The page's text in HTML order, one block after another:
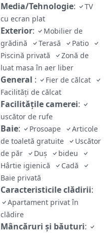
Media/Tehnologie:
TV
cu ecran plat
Exterior:
Mobilier de
grădină
Terasă
Patio
Piscină privată
Zonă de
luat masa în aer liber
General :
Fier de călcat
Facilităţi de călcat
Facilităţile camerei:
uscător de rufe
Baie: Prosoape
Articole
de toaletă gratuite
Uscător
de păr
Duş
bideu
Hârtie igienică
Cadă
Baie privată
Caracteristicile clădirii:
Apartament privat în
clădire
Mâncăruri și băuturi: